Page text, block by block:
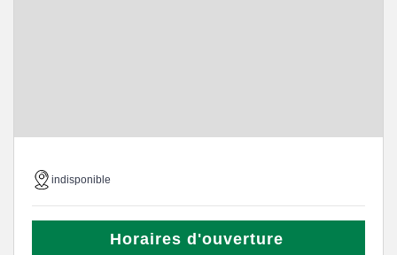
indisponible
Horaires d'ouverture